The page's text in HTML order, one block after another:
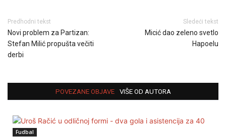
Predhodni tekst
Novi problem za Partizan:
Stefan Milić propušta večiti
derbi
Sledeći tekst
Micić dao zeleno svetlo
Hapoelu
POVEZANE OBJAVE VIŠE OD AUTORA
Fudbal